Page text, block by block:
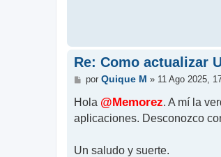
Re: Como actualizar
M
n
a
por Quique M » 11 Ago 2025,
Hola @Memorez. A mí la
aplicaciones. Desconozco
Un saludo y suerte.